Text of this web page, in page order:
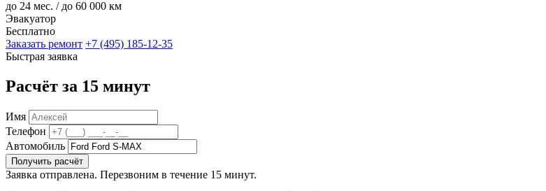
до 24 мес. / до 60 000 км
Эвакуатор
Бесплатно
Заказать ремонт +7 (495) 185-12-35
Быстрая заявка
Расчёт за 15 минут
Имя
Телефон
Автомобиль
Получить расчёт
Заявка отправлена. Перезвоним в течение 15 минут.